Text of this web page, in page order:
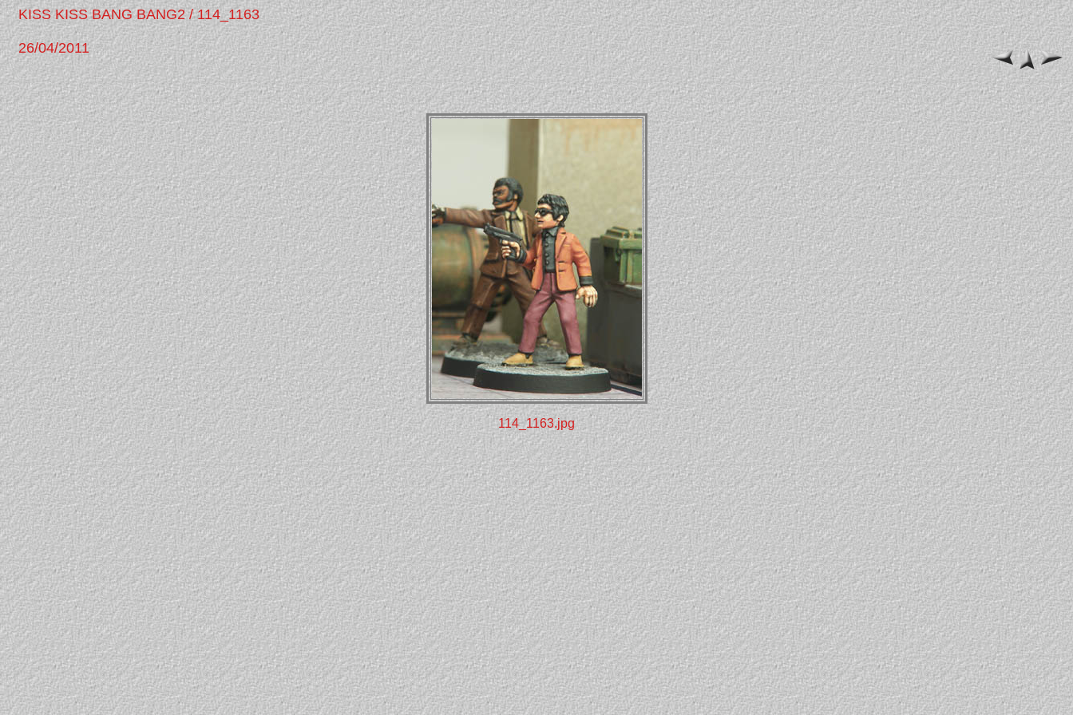
KISS KISS BANG BANG2 / 114_1163
26/04/2011
114_1163.jpg